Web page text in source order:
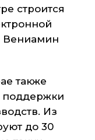
строится
Вениамин
также
поддержки
Из
до 30